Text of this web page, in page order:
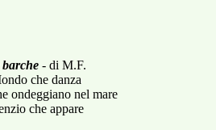
barche - di M.F.
che danza
ondeggiano nel mare
che appare